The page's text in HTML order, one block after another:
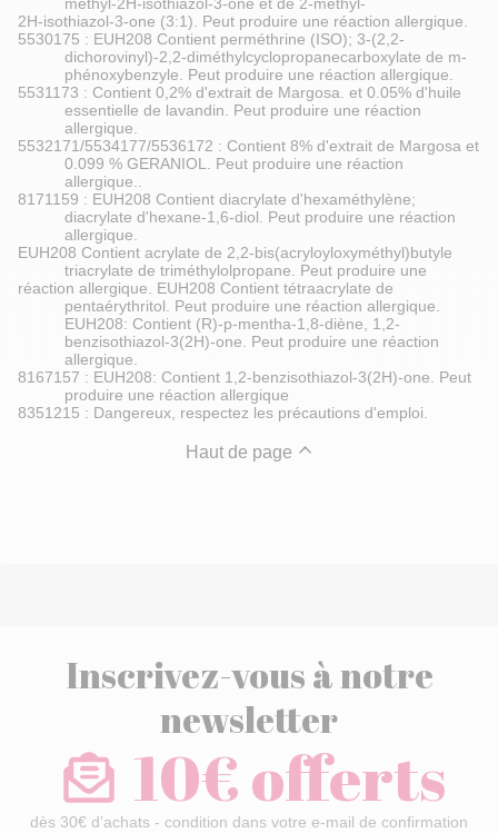
méthyl-2H-isothiazol-3-one et de 2-méthyl-
2H-isothiazol-3-one (3:1). Peut produire une réaction allergique.
5530175 : EUH208 Contient perméthrine (ISO); 3-(2,2-
dichorovinyl)-2,2-diméthylcyclopropanecarboxylate de m-
phénoxybenzyle. Peut produire une réaction allergique.
5531173 : Contient 0,2% d'extrait de Margosa. et 0.05% d'huile
essentielle de lavandin. Peut produire une réaction
allergique.
5532171/5534177/5536172 : Contient 8% d'extrait de Margosa et
0.099 % GERANIOL. Peut produire une réaction
allergique..
8171159 : EUH208 Contient diacrylate d'hexaméthylène;
diacrylate d'hexane-1,6-diol. Peut produire une réaction
allergique.
EUH208 Contient acrylate de 2,2-bis(acryloyloxyméthyl)butyle
triacrylate de triméthylolpropane. Peut produire une
réaction allergique. EUH208 Contient tétraacrylate de
pentaérythritol. Peut produire une réaction allergique.
EUH208: Contient (R)-p-mentha-1,8-diène, 1,2-
benzisothiazol-3(2H)-one. Peut produire une réaction
allergique.
8167157 : EUH208: Contient 1,2-benzisothiazol-3(2H)-one. Peut
produire une réaction allergique
8351215 : Dangereux, respectez les précautions d'emploi.
Haut de page
Inscrivez-vous à notre
newsletter
10€ offerts
dès 30€ d’achats - condition dans votre e-mail de confirmation